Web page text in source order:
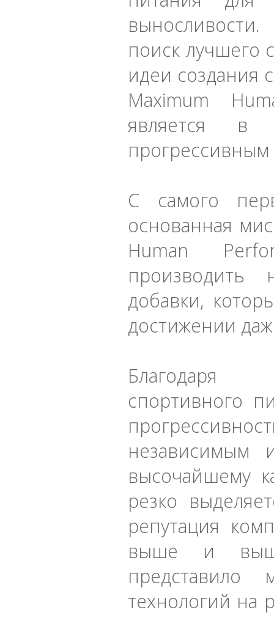
поиск лучшего
идеи создания
Maximum
является в
С самого
основанная
Human
производить
добавки,
достижении
Благодаря
спортивного
независимым
высочайшему
резко
репутация
выше и
технологий на